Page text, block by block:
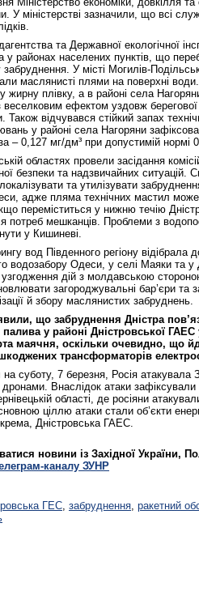
У міністерстві зазначили, що всі
та Державної екологічної
у районах населених пунктів, що
забруднення. У місті Могилів-
маслянисті плями на поверхні
жирну плівку, а в районі села
ефектом уздовж берегової
Також відчувався стійкий запах
у районі села Нагоряни
– 0,127 мг/дм³ при допустимій нормі
областях провели засідання
безпеки та надзвичайних ситуацій.
та утилізувати
адже пляма технічних мастил
переміститься у нижню течію
потреб мешканців. Проблеми з
у Кишиневі.
вод Південного регіону відібрала
водозабору Одеси, у селі Маяки та у
дій з молдавською
загороджувальні бар’єри та
й збору маслянистих забруднень.
що забруднення Дністра
у районі Дністровської ГАЕС
маячня, оскільки очевидно, що
трансформаторів
суботу, 7 березня, Росія атакувала
дронами. Внаслідок атаки
області, де росіяни
ціллю атаки стали об’єкти
Дністровська ГАЕС.
новини із Західної України,
каналу ЗУНР
ГЕС, забруднення, ракетний